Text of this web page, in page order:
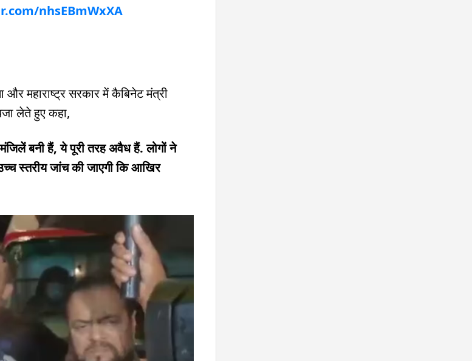
nhsEBmWxXA
और महाराष्ट्र सरकार में कैबिनेट मंत्री
लेते हुए कहा,
बनी हैं, ये पूरी तरह अवैध हैं. लोगों ने
स्तरीय जांच की जाएगी कि आखिर